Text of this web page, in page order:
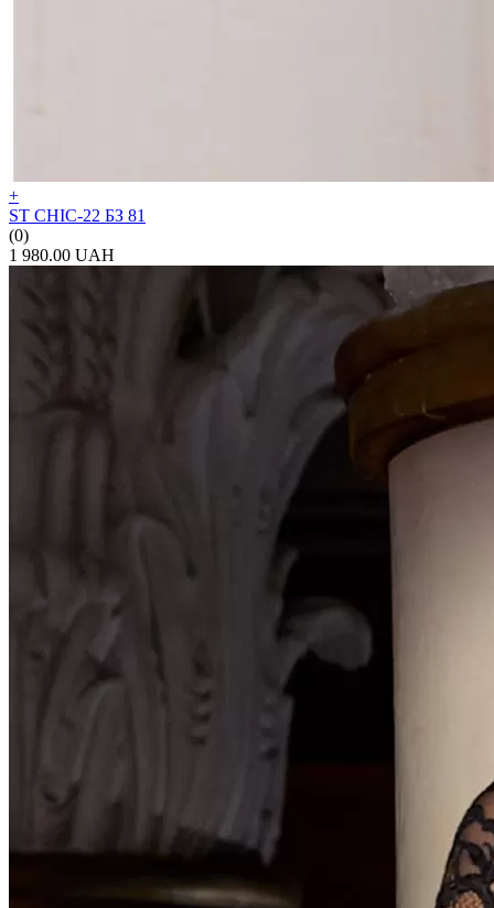
+
ST CHIC-22 БЗ 81
(0)
1 980.00 UAH